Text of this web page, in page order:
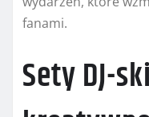
fanami.
Sety DJ-